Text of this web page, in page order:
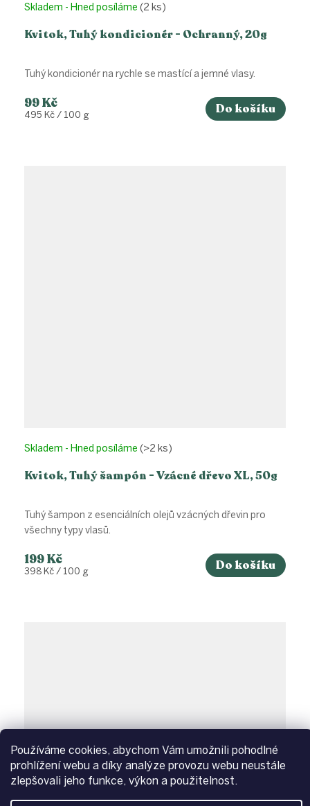
Používáme cookies, abychom Vám umožnili pohodlné
prohlížení webu a díky analýze provozu webu neustále
zlepšovali jeho funkce, výkon a použitelnost.
Kvitok, Tuhý kondicionér - Ochranný, 20g
Skladem - Hned posíláme (2 ks)
99 Kč
Měrná
495 Kč / 100 g Do košíku
Tuhý kondicionér na rychle se mastící a jemné vlasy.
Kvitok, Tuhý šampón - Vzácné dřevo XL, 50g
Skladem - Hned posíláme (>2 ks)
199 Kč
Měrná
398 Kč / 100 g Do košíku
Tuhý šampon z esenciálních olejů vzácných dřevin pro
všechny typy vlasů.